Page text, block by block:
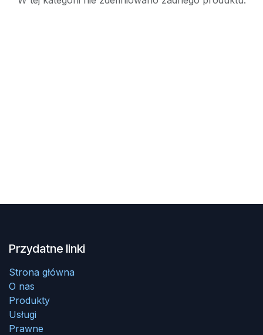
Przydatne linki
Strona główna
O nas
Produkty
Usługi
Prawne